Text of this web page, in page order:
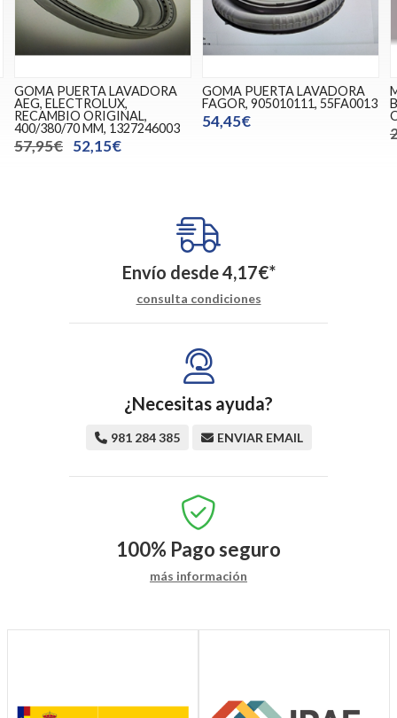
GOMA PUERTA LAVADORA
AEG, ELECTROLUX,
RECAMBIO ORIGINAL,
400/380/70 MM, 1327246003
57,95€ 52,15€
GOMA PUERTA LAVADORA
FAGOR, 905010111, 55FA0013
54,45€
Envío desde4,17€*
consulta condiciones
¿Necesitas ayuda?
981 284 385 ENVIAR EMAIL
100% Pago seguro
más información